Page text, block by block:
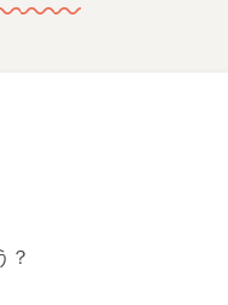
？